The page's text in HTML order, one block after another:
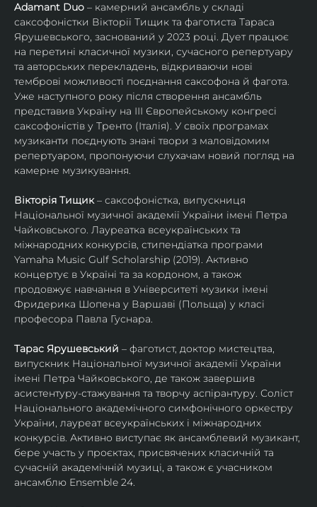
Adamant Duo – камерний ансамбль у складі
саксофоністки Вікторії Тищик та фаготиста Тараса
Ярушевського, заснований у 2023 році. Дует працює
на перетині класичної музики, сучасного репертуару
та авторських перекладень, відкриваючи нові
темброві можливості поєднання саксофона й фагота.
Уже наступного року після створення ансамбль
представив Україну на ІІІ Європейському конгресі
саксофоністів у Тренто (Італія). У своїх програмах
музиканти поєднують знані твори з маловідомим
репертуаром, пропонуючи слухачам новий погляд на
камерне музикування.
Вікторія Тищик – саксофоністка, випускниця
Національної музичної академії України імені Петра
Чайковського. Лауреатка всеукраїнських та
міжнародних конкурсів, стипендіатка програми
Yamaha Music Gulf Scholarship (2019). Активно
концертує в Україні та за кордоном, а також
продовжує навчання в Університеті музики імені
Фридерика Шопена у Варшаві (Польща) у класі
професора Павла Гуснара.
Тарас Ярушевський – фаготист, доктор мистецтва,
випускник Національної музичної академії України
імені Петра Чайковського, де також завершив
асистентуру-стажування та творчу аспірантуру. Соліст
Національного академічного симфонічного оркестру
України, лауреат всеукраїнських і міжнародних
конкурсів. Активно виступає як ансамблевий музикант,
бере участь у проєктах, присвячених класичній та
сучасній академічній музиці, а також є учасником
ансамблю Ensemble 24.